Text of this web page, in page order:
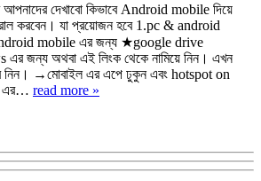
দেখাবো কিভাবে Android mobile দিয়ে
করবেন। যা প্রয়োজন হবে 1.pc & android
mobile এর জন্য ★google drive
জন্য অথবা এই লিংক থেকে নামিয়ে নিন। এখন
নিন। →মোবাইল এর এপে ঢুকুন এবং hotspot on
এর… read more »